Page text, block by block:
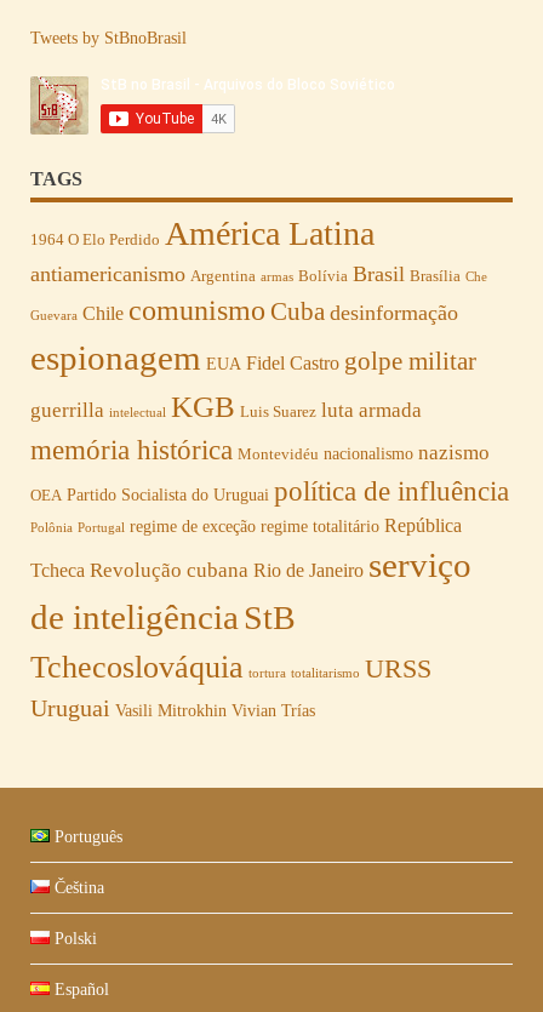
Tweets by StBnoBrasil
TAGS
1964 O Elo Perdido América Latina
antiamericanismo Argentina armas Bolívia Brasil Brasília Che
Guevara Chile comunismo Cuba desinformação
espionagem EUA Fidel Castro golpe militar
guerrilla intelectual KGB Luis Suarez luta armada
memória histórica Montevidéu nacionalismo nazismo
OEA Partido Socialista do Uruguai política de influência
Polônia Portugal regime de exceção regime totalitário República
Tcheca Revolução cubana Rio de Janeiro serviço
de inteligência StB
Tchecoslováquia tortura totalitarismo URSS
Uruguai Vasili Mitrokhin Vivian Trías
Português
Čeština
Polski
Español